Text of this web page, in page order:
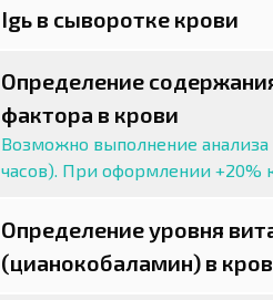
Igь в сыворотке крови
Определение
фактора в крови
Возможно выполнение анализа
часов). При оформлении +20%
Определение уровня
(цианокобаламин) в